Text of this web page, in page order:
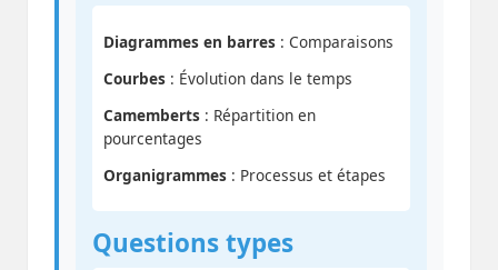
Diagrammes en barres : Comparaisons
Courbes : Évolution dans le temps
Camemberts : Répartition en
pourcentages
Organigrammes : Processus et étapes
Questions types